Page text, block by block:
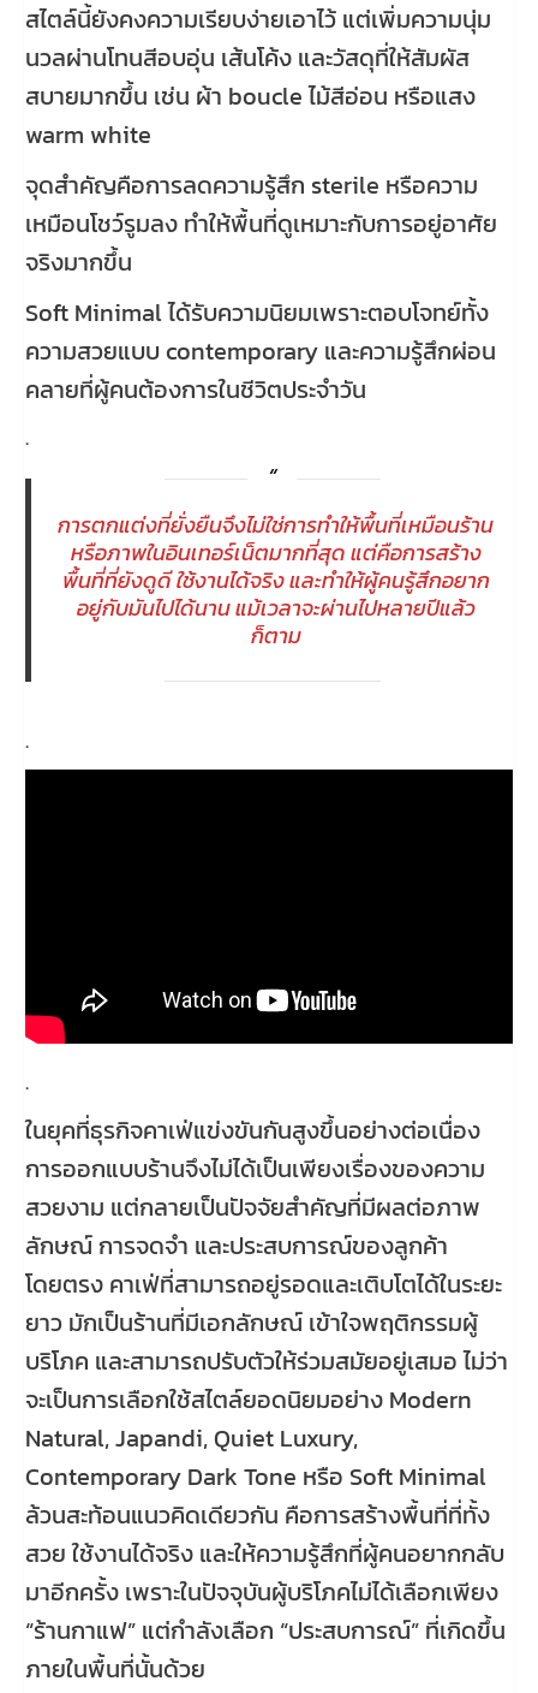
สไตล์นี้ยังคงความเรียบง่ายเอาไว้ แต่เพิ่มความนุ่ม
นวลผ่านโทนสีอบอุ่น เส้นโค้ง และวัสดุที่ให้สัมผัส
สบายมากขึ้น เช่น ผ้า boucle ไม้สีอ่อน หรือแสง
warm white
จุดสำคัญคือการลดความรู้สึก sterile หรือความ
เหมือนโชว์รูมลง ทำให้พื้นที่ดูเหมาะกับการอยู่อาศัย
จริงมากขึ้น
Soft Minimal ได้รับความนิยมเพราะตอบโจทย์ทั้ง
ความสวยแบบ contemporary และความรู้สึกผ่อน
คลายที่ผู้คนต้องการในชีวิตประจำวัน
.
การตกแต่งที่ยั่งยืนจึงไม่ใช่การทำให้พื้นที่เหมือนร้าน
หรือภาพในอินเทอร์เน็ตมากที่สุด แต่คือการสร้าง
พื้นที่ที่ยังดูดี ใช้งานได้จริง และทำให้ผู้คนรู้สึกอยาก
อยู่กับมันไปได้นาน แม้เวลาจะผ่านไปหลายปีแล้ว
ก็ตาม
.
.
ในยุคที่ธุรกิจคาเฟ่แข่งขันกันสูงขึ้นอย่างต่อเนื่อง
การออกแบบร้านจึงไม่ได้เป็นเพียงเรื่องของความ
สวยงาม แต่กลายเป็นปัจจัยสำคัญที่มีผลต่อภาพ
ลักษณ์ การจดจำ และประสบการณ์ของลูกค้า
โดยตรง คาเฟ่ที่สามารถอยู่รอดและเติบโตได้ในระยะ
ยาว มักเป็นร้านที่มีเอกลักษณ์ เข้าใจพฤติกรรมผู้
บริโภค และสามารถปรับตัวให้ร่วมสมัยอยู่เสมอ ไม่ว่า
จะเป็นการเลือกใช้สไตล์ยอดนิยมอย่าง Modern
Natural, Japandi, Quiet Luxury,
Contemporary Dark Tone หรือ Soft Minimal
ล้วนสะท้อนแนวคิดเดียวกัน คือการสร้างพื้นที่ที่ทั้ง
สวย ใช้งานได้จริง และให้ความรู้สึกที่ผู้คนอยากกลับ
มาอีกครั้ง เพราะในปัจจุบันผู้บริโภคไม่ได้เลือกเพียง
“ร้านกาแฟ” แต่กำลังเลือก “ประสบการณ์” ที่เกิดขึ้น
ภายในพื้นที่นั้นด้วย